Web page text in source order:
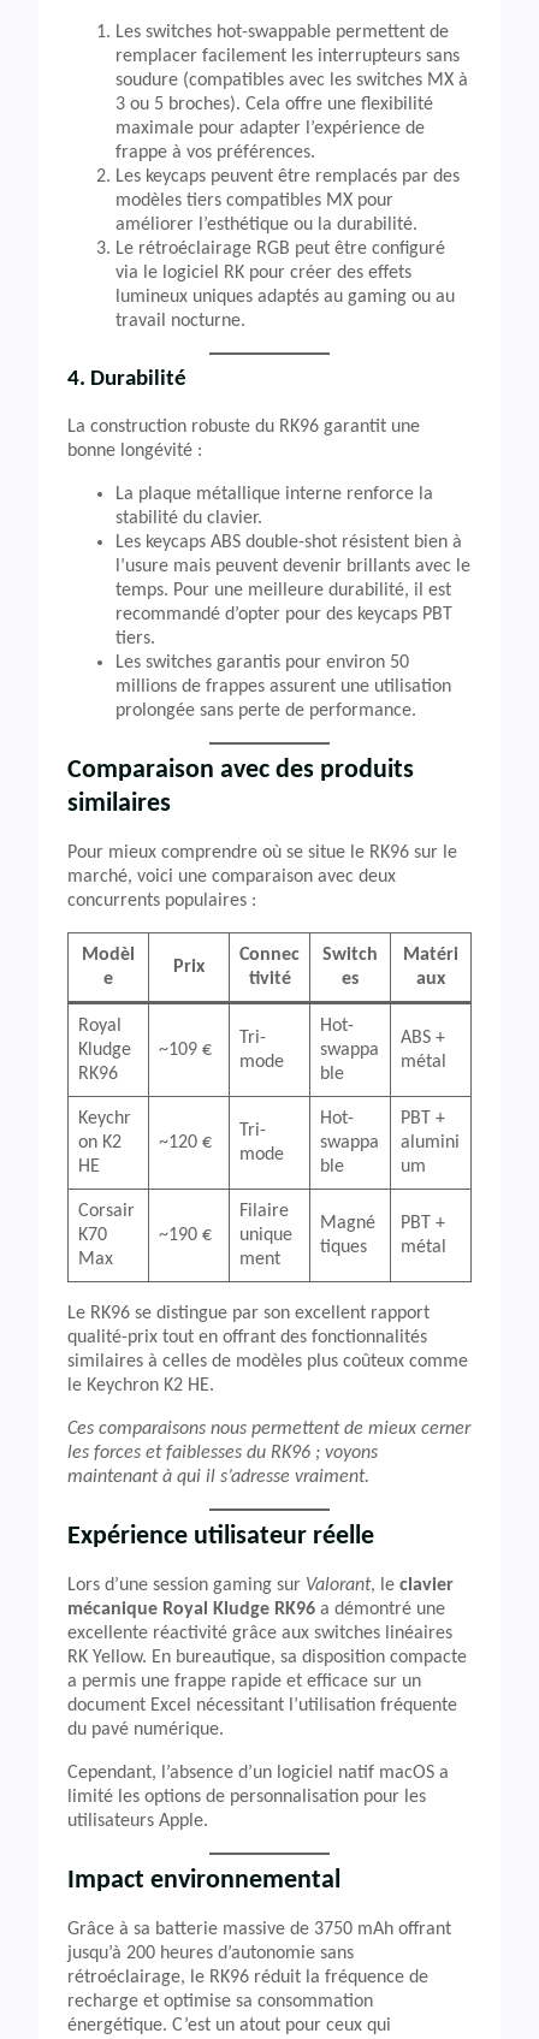
Les switches hot-swappable permettent de
remplacer facilement les interrupteurs sans
soudure (compatibles avec les switches MX à
3 ou 5 broches). Cela offre une flexibilité
maximale pour adapter l’expérience de
frappe à vos préférences.
Les keycaps peuvent être remplacés par des
modèles tiers compatibles MX pour
améliorer l’esthétique ou la durabilité.
Le rétroéclairage RGB peut être configuré
via le logiciel RK pour créer des effets
lumineux uniques adaptés au gaming ou au
travail nocturne.
4. Durabilité
La construction robuste du RK96 garantit une
bonne longévité :
La plaque métallique interne renforce la
stabilité du clavier.
Les keycaps ABS double-shot résistent bien à
l’usure mais peuvent devenir brillants avec le
temps. Pour une meilleure durabilité, il est
recommandé d’opter pour des keycaps PBT
tiers.
Les switches garantis pour environ 50
millions de frappes assurent une utilisation
prolongée sans perte de performance.
Comparaison avec des produits
similaires
Pour mieux comprendre où se situe le RK96 sur le
marché, voici une comparaison avec deux
concurrents populaires :
Modèl
e
Prix
Connec
tivité
Switch
es
Matéri
aux
Royal
Kludge
RK96
~109 €
Tri-
mode
Hot-
swappa
ble
ABS +
métal
Keychr
on K2
HE
~120 €
Tri-
mode
Hot-
swappa
ble
PBT +
alumini
um
Corsair
K70
Max
~190 €
Filaire
unique
ment
Magné
tiques
PBT +
métal
Le RK96 se distingue par son excellent rapport
qualité-prix tout en offrant des fonctionnalités
similaires à celles de modèles plus coûteux comme
le Keychron K2 HE.
Ces comparaisons nous permettent de mieux cerner
les forces et faiblesses du RK96 ; voyons
maintenant à qui il s’adresse vraiment.
Expérience utilisateur réelle
Lors d’une session gaming sur Valorant, le clavier
mécanique Royal Kludge RK96 a démontré une
excellente réactivité grâce aux switches linéaires
RK Yellow. En bureautique, sa disposition compacte
a permis une frappe rapide et efficace sur un
document Excel nécessitant l’utilisation fréquente
du pavé numérique.
Cependant, l’absence d’un logiciel natif macOS a
limité les options de personnalisation pour les
utilisateurs Apple.
Impact environnemental
Grâce à sa batterie massive de 3750 mAh offrant
jusqu’à 200 heures d’autonomie sans
rétroéclairage, le RK96 réduit la fréquence de
recharge et optimise sa consommation
énergétique. C’est un atout pour ceux qui